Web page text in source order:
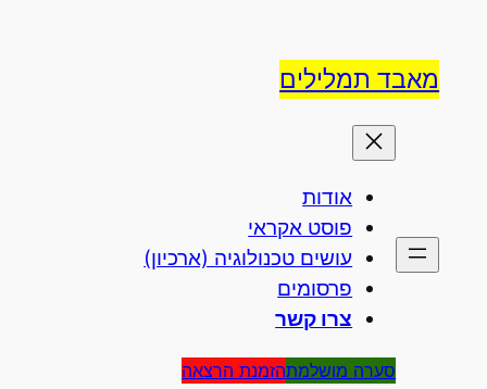
מאבד תמלילים
אודות
פוסט אקראי
עושים טכנולוגיה (ארכיון)
פרסומים
צרו קשר
סערה מושלמתהזמנת הרצאה